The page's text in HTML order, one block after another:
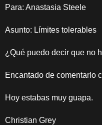
Para: Anastasia Steele
Asunto: Límites tolerables
¿Qué puedo decir que no
Encantado de comentarlo
Hoy estabas muy guapa.
Christian Grey